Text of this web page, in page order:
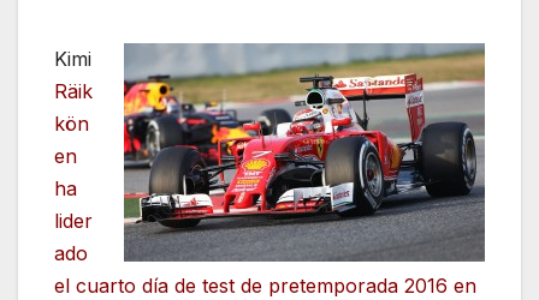
Kimi
Räik
kön
en
ha
lider
ado
el cuarto día de test de pretemporada 2016 en